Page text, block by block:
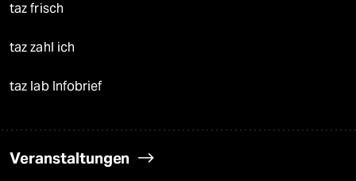
taz frisch
taz zahl ich
taz lab Infobrief
Veranstaltungen